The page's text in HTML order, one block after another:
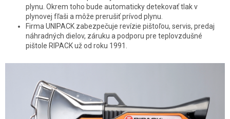
plynu. Okrem toho bude automaticky detekovať tlak v
plynovej fľaši a môže prerušiť prívod plynu.
Firma UNIPACK zabezpečuje revízie pištoľou, servis, predaj
náhradných dielov, záruku a podporu pre teplovzdušné
pištole RIPACK už od roku 1991.